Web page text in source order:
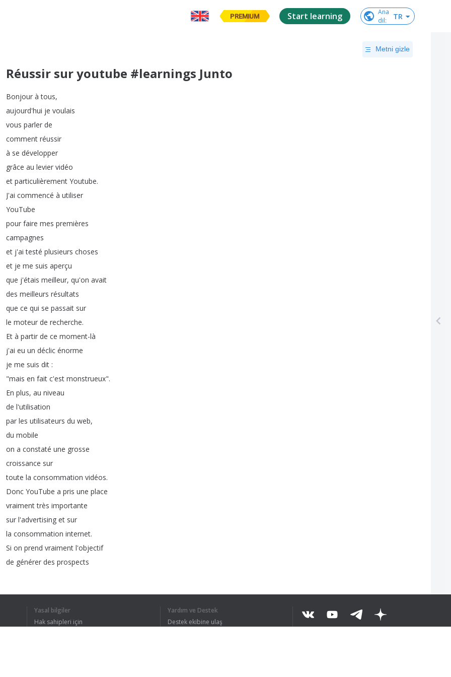
PREMIUM Start learning
Ana
dil: TR
Metni gizle
Réussir sur youtube #learnings Junto
Bonjour à tous,
aujourd'hui je voulais
vous parler de
comment réussir
à se développer
grâce au levier vidéo
et particulièrement Youtube.
J'ai commencé à utiliser
YouTube
pour faire mes premières
campagnes
et j'ai testé plusieurs choses
et je me suis aperçu
que j'étais meilleur, qu'on avait
des meilleurs résultats
que ce qui se passait sur
le moteur de recherche.
Et à partir de ce moment-là
j'ai eu un déclic énorme
je me suis dit :
"mais en fait c'est monstrueux".
En plus, au niveau
de l'utilisation
par les utilisateurs du web,
du mobile
on a constaté une grosse
croissance sur
toute la consommation vidéos.
Donc YouTube a pris une place
vraiment très importante
sur l'advertising et sur
la consommation internet.
Si on prend vraiment l'objectif
de générer des prospects
être ce qu'on appelle
Yasal bilgiler
Hak sahipleri için
Yardım ve Destek
Destek ekibine ulaş